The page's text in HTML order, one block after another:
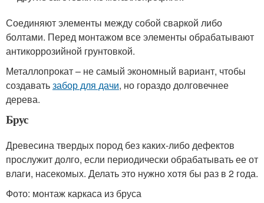
Соединяют элементы между собой сваркой либо
болтами. Перед монтажом все элементы обрабатывают
антикоррозийной грунтовкой.
Металлопрокат – не самый экономный вариант, чтобы
создаватьзабор для дачи, но гораздо долговечнее
дерева.
Брус
Древесина твердых пород без каких-либо дефектов
прослужит долго, если периодически обрабатывать ее от
влаги, насекомых. Делать это нужно хотя бы раз в 2 года.
Фото: монтаж каркаса из бруса